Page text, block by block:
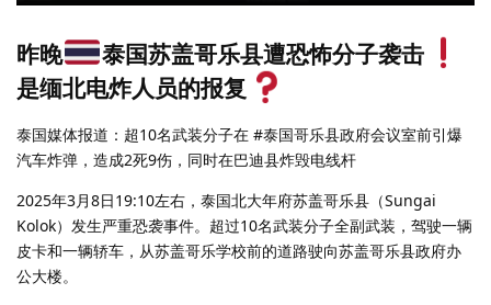
昨晚
泰国苏盖哥乐县遭恐怖分子袭击
是缅北电炸人员的报复
泰国媒体报道：超10名武装分子在 #泰国哥乐县政府会议室前引爆
汽车炸弹，造成2死9伤，同时在巴迪县炸毁电线杆
2025年3月8日19:10左右，泰国北大年府苏盖哥乐县（Sungai
Kolok）发生严重恐袭事件。超过10名武装分子全副武装，驾驶一辆
皮卡和一辆轿车，从苏盖哥乐学校前的道路驶向苏盖哥乐县政府办
公大楼。